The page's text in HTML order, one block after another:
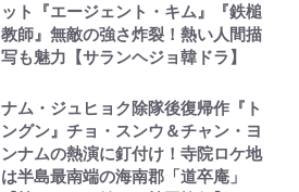
ット『エージェント・キム』『鉄槌
教師』無敵の強さ炸裂！熱い人間描
写も魅力【サランヘジョ韓ドラ】
ナム・ジュヒョク除隊後復帰作『ト
ングン』チョ・スンウ＆チャン・ヨ
ンナムの熱演に釘付け！寺院ロケ地
は半島最南端の海南郡「道卒庵」